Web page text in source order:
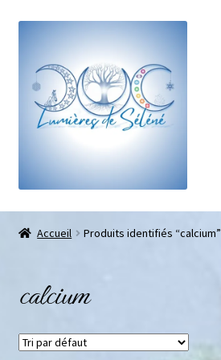
Boutique
Galets pouce anti-stress
Pendentifs sifflet et fioles
Accueil Produits identifiés “calcium”
calcium